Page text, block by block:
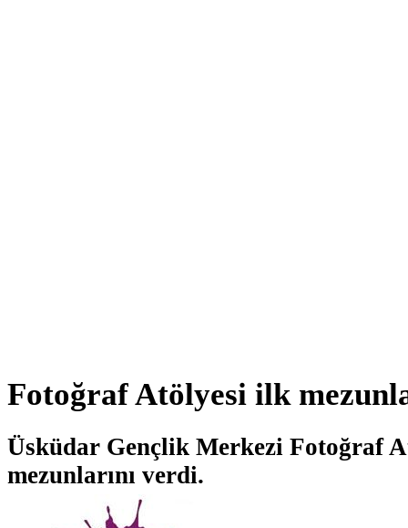
Fotoğraf Atölyesi ilk
Üsküdar Gençlik Merkezi Fotoğraf
mezunlarını verdi.